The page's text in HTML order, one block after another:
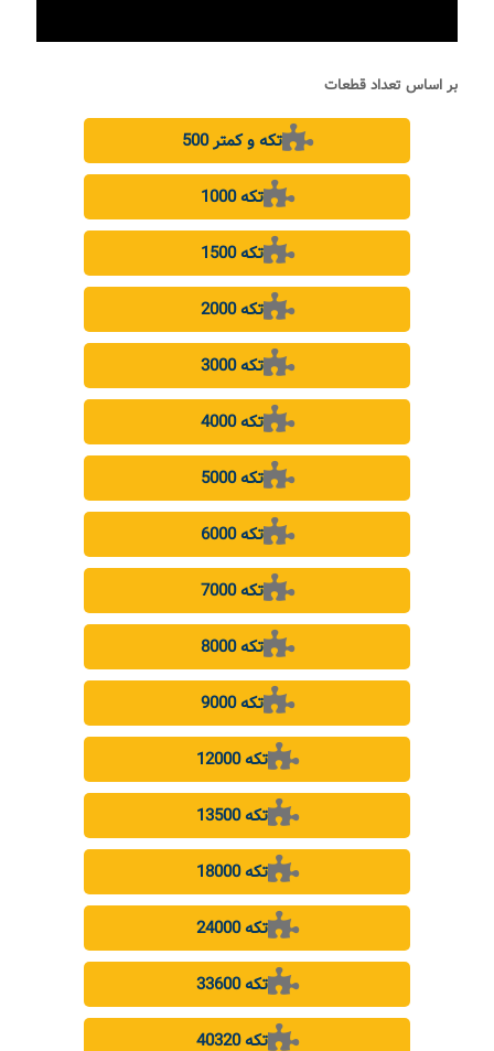
بر اساس تعداد قطعات
500 تکه و کمتر
1000 تکه
1500 تکه
2000 تکه
3000 تکه
4000 تکه
5000 تکه
6000 تکه
7000 تکه
8000 تکه
9000 تکه
12000 تکه
13500 تکه
18000 تکه
24000 تکه
33600 تکه
40320 تکه